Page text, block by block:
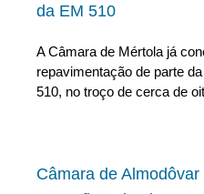
da EM 510
A Câmara de Mértola já
repavimentação de parte
510, no troço de cerca de
Câmara de